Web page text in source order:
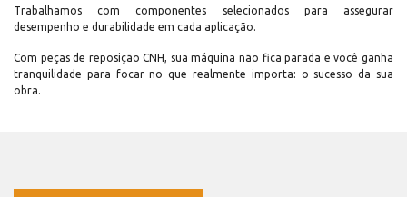
Trabalhamos com componentes selecionados para assegurar
desempenho e durabilidade em cada aplicação.
Com peças de reposição CNH, sua máquina não fica parada e você ganha
tranquilidade para focar no que realmente importa: o sucesso da sua
obra.